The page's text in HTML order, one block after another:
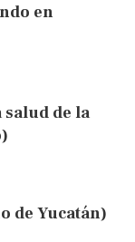
en
de la
de Yucatán)